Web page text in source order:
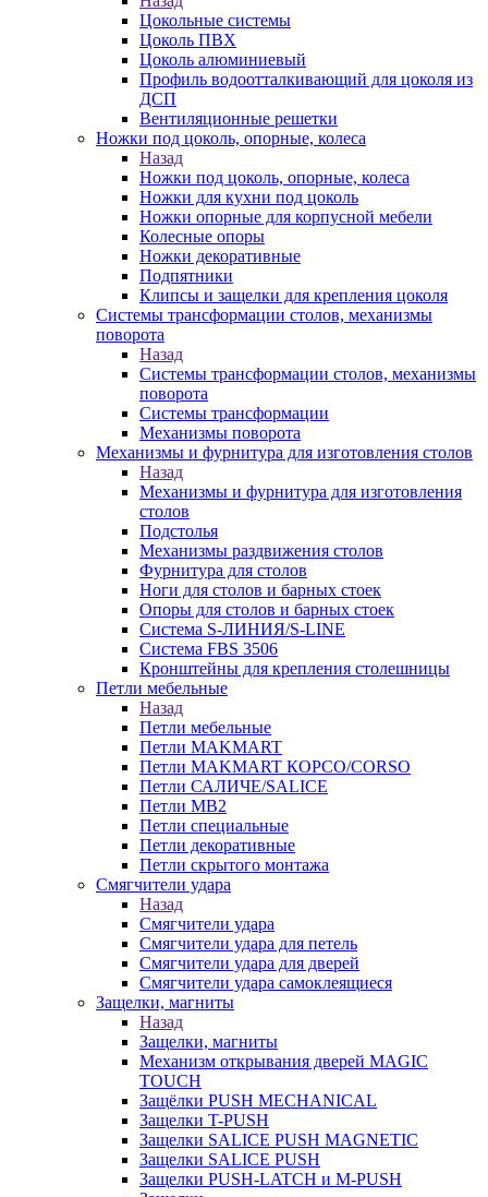
Цокольные системы
Цоколь ПВХ
Цоколь алюминиевый
Профиль водоотталкивающий для цоколя из
ДСП
Вентиляционные решетки
Ножки под цоколь, опорные, колеса
Назад
Ножки под цоколь, опорные, колеса
Ножки для кухни под цоколь
Ножки опорные для корпусной мебели
Колесные опоры
Ножки декоративные
Подпятники
Клипсы и защелки для крепления цоколя
Системы трансформации столов, механизмы
поворота
Назад
Системы трансформации столов, механизмы
поворота
Системы трансформации
Механизмы поворота
Механизмы и фурнитура для изготовления столов
Назад
Механизмы и фурнитура для изготовления
столов
Подстолья
Механизмы раздвижения столов
Фурнитура для столов
Ноги для столов и барных стоек
Опоры для столов и барных стоек
Система S-ЛИНИЯ/S-LINE
Система FBS 3506
Кронштейны для крепления столешницы
Петли мебельные
Назад
Петли мебельные
Петли MAKMART
Петли MAKMART КОРСО/CORSO
Петли САЛИЧЕ/SALICE
Петли MB2
Петли специальные
Петли декоративные
Петли скрытого монтажа
Смягчители удара
Назад
Смягчители удара
Смягчители удара для петель
Смягчители удара для дверей
Cмягчители удара самоклеящиеся
Защелки, магниты
Назад
Защелки, магниты
Механизм открывания дверей MAGIC
TOUCH
Защёлки PUSH MECHANICAL
Защелки T-PUSH
Защелки SALICE PUSH MAGNETIC
Защелки SALICE PUSH
Защелки PUSH-LATCH и M-PUSH